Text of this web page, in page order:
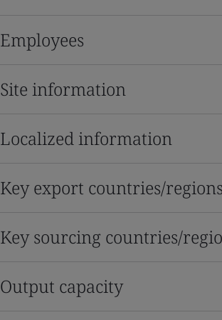
Employees
Site information
Localized information
Key export countries/regions
Key sourcing countries/
Output capacity